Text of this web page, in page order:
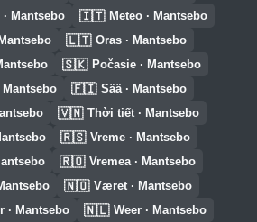
Mantsebo 🇮🇹 Meteo · Mantsebo
🇱🇹 Oras · Mantsebo
🇸🇰 Počasie · Mantsebo
Mantsebo 🇫🇮 Sää · Mantsebo
🇻🇳 Thời tiết · Mantsebo
🇷🇸 Vreme · Mantsebo
🇷🇴 Vremea · Mantsebo
🇳🇴 Været · Mantsebo
· Mantsebo 🇳🇱 Weer · Mantsebo